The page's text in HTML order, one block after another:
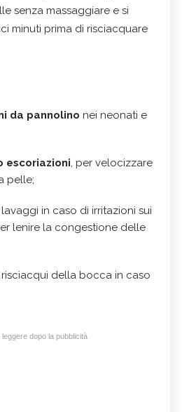
senza massaggiare e si
minuti prima di risciacquare
da pannolino nei neonati e
escoriazioni, per velocizzare
pelle;
in caso di irritazioni sui
lenire la congestione delle
della bocca in caso
dopo la pubblicità